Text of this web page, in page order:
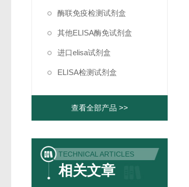
酶联免疫检测试剂盒
其他ELISA酶免试剂盒
进口elisa试剂盒
ELISA检测试剂盒
查看全部产品 >>
TECHNICAL ARTICLES
相关文章